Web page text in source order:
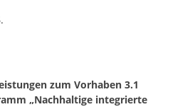
.
zum Vorhaben 3.1
„Nachhaltige integrierte